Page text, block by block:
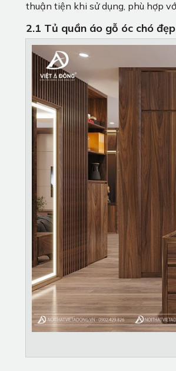
thuận tiện khi sử dụng, phù hợp
2.1 Tủ quần áo gỗ óc chó đẹp